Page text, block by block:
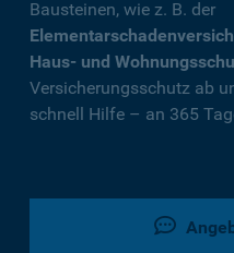
Bausteinen, wie z. B. der
Haus- und
Versicherungsschutz ab
schnell Hilfe – an 365